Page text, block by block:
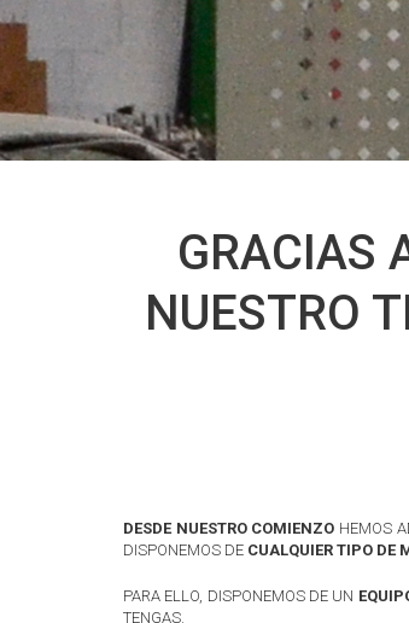
GRACIAS
NUESTRO
DESDE NUESTRO COMIENZO HEMOS
DISPONEMOS DE CUALQUIER TIPO DE
PARA ELLO, DISPONEMOS DE UN
TENGAS.